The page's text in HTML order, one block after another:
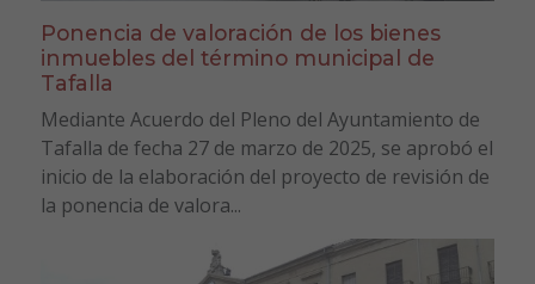
Ponencia de valoración de los bienes
inmuebles del término municipal de
Tafalla
Mediante Acuerdo del Pleno del Ayuntamiento de
Tafalla de fecha 27 de marzo de 2025, se aprobó el
inicio de la elaboración del proyecto de revisión de
la ponencia de valora...